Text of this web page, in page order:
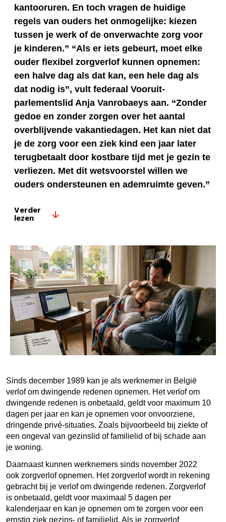
kantooruren. En toch vragen de huidige
regels van ouders het onmogelijke: kiezen
tussen je werk of de onverwachte zorg voor
je kinderen.” “Als er iets gebeurt, moet elke
ouder flexibel zorgverlof kunnen opnemen:
een halve dag als dat kan, een hele dag als
dat nodig is”, vult federaal Vooruit-
parlementslid Anja Vanrobaeys aan. “Zonder
gedoe en zonder zorgen over het aantal
overblijvende vakantiedagen. Het kan niet dat
je de zorg voor een ziek kind een jaar later
terugbetaalt door kostbare tijd met je gezin te
verliezen. Met dit wetsvoorstel willen we
ouders ondersteunen en ademruimte geven.”
Verder
lezen
Sinds december 1989 kan je als werknemer in België
verlof om dwingende redenen opnemen. Het verlof om
dwingende redenen is onbetaald, geldt voor maximum 10
dagen per jaar en kan je opnemen voor onvoorziene,
dringende privé-situaties. Zoals bijvoorbeeld bij ziekte of
een ongeval van gezinslid of familielid of bij schade aan
je woning.
Daarnaast kunnen werknemers sinds november 2022
ook zorgverlof opnemen. Het zorgverlof wordt in rekening
gebracht bij je verlof om dwingende redenen. Zorgverlof
is onbetaald, geldt voor maximaal 5 dagen per
kalenderjaar en kan je opnemen om te zorgen voor een
ernstig ziek gezins- of familielid. Als je zorgverlof